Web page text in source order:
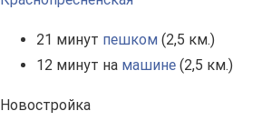
21 минут пешком (2,5 км.)
12 минут на машине (2,5 км.)
Новостройка